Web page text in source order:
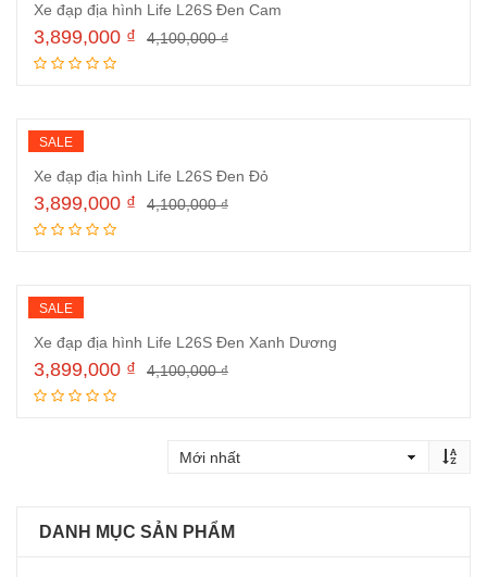
Xe đạp địa hình Life L26S Đen Cam
4,100,000₫
3,899,000 ₫
SALE
Xe đạp địa hình Life L26S Đen Đỏ
4,100,000₫
3,899,000 ₫
SALE
Xe đạp địa hình Life L26S Đen Xanh Dương
4,100,000₫
3,899,000 ₫
DANH MỤC SẢN PHẨM